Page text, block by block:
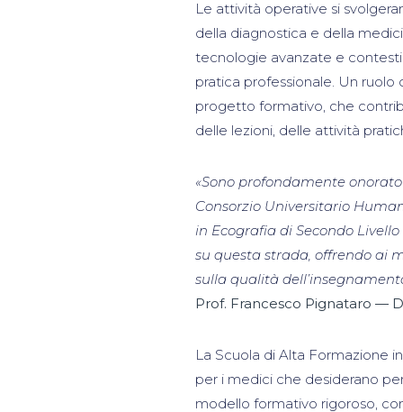
Le attività operative si
della diagnostica e della
tecnologie avanzate e
pratica professionale. Un
progetto formativo, che
delle lezioni, delle attività
«Sono profondamente
Consorzio Universitario
in Ecografia di Secondo
su questa strada, offrendo ai
sulla qualità
Prof. Francesco Pignataro —
La Scuola di Alta Formazione
per i medici che desiderano
modello formativo rigoroso,